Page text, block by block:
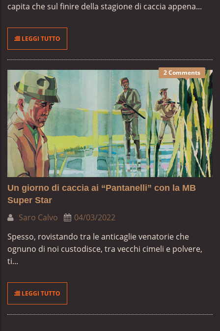
capita che sul finire della stagione di caccia appena...
LEGGI TUTTO
2 Comments
Un giorno di caccia ai “Pantanelli” con la MB
Super Star
Saro Calvo
04/03/2022
Spesso, rovistando tra le anticaglie venatorie che
ognuno di noi custodisce, tra vecchi cimeli e polvere,
ti...
LEGGI TUTTO